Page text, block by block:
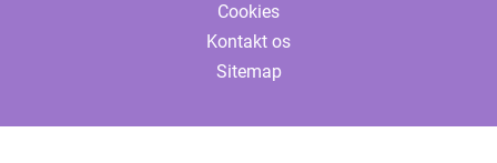
Cookies
Kontakt os
Sitemap